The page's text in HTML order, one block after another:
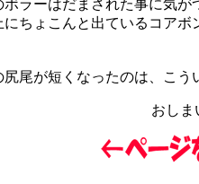
ラーはだまされた事に気が
ちょこんと出ているコアボ
尾が短くなったのは、こう
おしま